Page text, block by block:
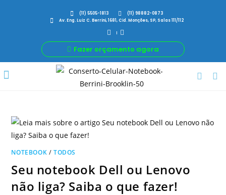
(11) 5505-1813
(11) 98882-0873
Av. Eng. Luiz C. Berrini, 1681, Cid. Monções, SP, Salas 111/112
Fazer orçamento agora
NOTEBOOK /TODOS
Seu notebook Dell ou Lenovo
não liga? Saiba o que fazer!